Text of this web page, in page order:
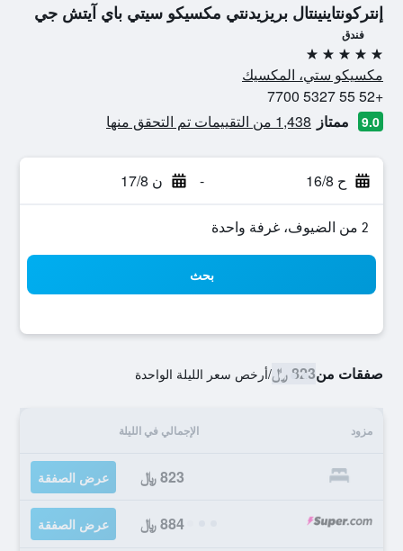
إنتركونتاينينتال بريزيدنتي مكسيكو سيتي باي آيتش جي
فندق
5 نجوم
مكسيكو ستي، المكسيك
+52 55 5327 7700
9.0 ممتاز 1,438 من التقييمات تم التحقق منها
ح 16/8 - ن 17/8
2 من الضيوف، غرفة واحدة
بحث
صفقات من823 ﷼ /أرخص سعر الليلة الواحدة
مزود الإجمالي في الليلة
823 ﷼ عرض الصفقة
884 ﷼ عرض الصفقة